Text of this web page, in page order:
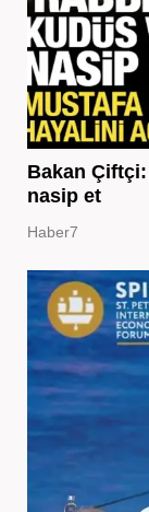
Bakan
nasip et
Haber7